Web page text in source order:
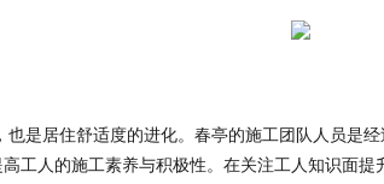
也是居住舒适度的进化。春亭的施工团队人员是
工人的施工素养与积极性。在关注工人知识面